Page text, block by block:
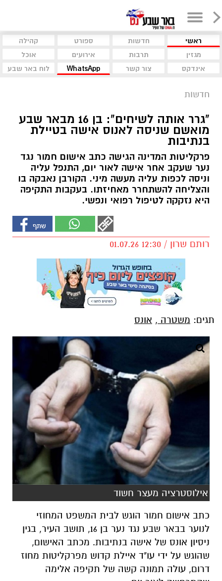
ראשי חדשות ספורט
קהילה
מגזין
תרבות אירועים
אוכל
אינדקס
צור קשר WhatsApp לוח באר שבע
חדשות
​"גרר אותה לשיחים": בן 16 מבאר שבע
מואשם שניסה לאנוס אישה בטיילת
בנתיבות
פרקליטות המדינה הגישה כתב אישום חמור נגד
נער שעקב אחר אישה לאור יום, התנפל עליה
וניסה לכפות עליה מעשה מיני. הקורבן נאבקה בו
והצליחה להשתחרר מאחיזתו. בעקבות התקיפה
היא נזקקה לטיפול רפואי ונפשי.
רותם שרון / 12:30 01.07.26
תגים: משטרה , אונס
אילוסטרציה מעצר חשוד
​כתב אישום חמור הוגש לבית המשפט המחוזי
לנוער בבאר שבע נגד נער בן 16, תושב העיר, בגין
ניסיון אונס של אישה בנתיבות. מכתב האישום,
שהוגש על ידי עו"ד איילת קדוש מפרקליטות מחוז
דרום, עולה תמונה קשה של תקיפה אלימה